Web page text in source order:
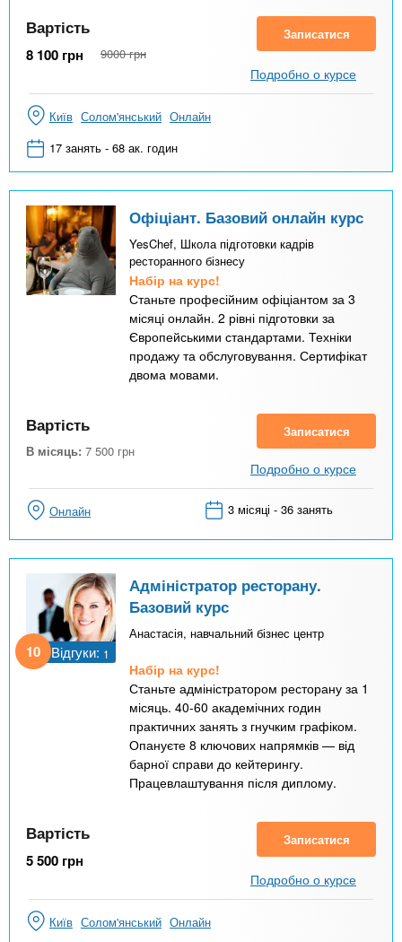
Вартість
8 100 грн 9000 грн
Записатися
Подробно о курсе
Київ Солом'янський Онлайн
17 занять - 68 ак. годин
Офіціант. Базовий онлайн курс
YesChef, Школа підготовки кадрів
ресторанного бізнесу
Набір на курс!
Станьте професійним офіціантом за 3
місяці онлайн. 2 рівні підготовки за
Європейськими стандартами. Техніки
продажу та обслуговування. Сертифікат
двома мовами.
Вартість
В місяць: 7 500 грн
Записатися
Подробно о курсе
Онлайн 3 місяці - 36 занять
10 Відгуки: 1
Адміністратор ресторану.
Базовий курс
Анастасія, навчальний бізнес центр
Набір на курс!
Станьте адміністратором ресторану за 1
місяць. 40-60 академічних годин
практичних занять з гнучким графіком.
Опануєте 8 ключових напрямків — від
барної справи до кейтерингу.
Працевлаштування після диплому.
Вартість
5 500 грн
Записатися
Подробно о курсе
Київ Солом'янський Онлайн